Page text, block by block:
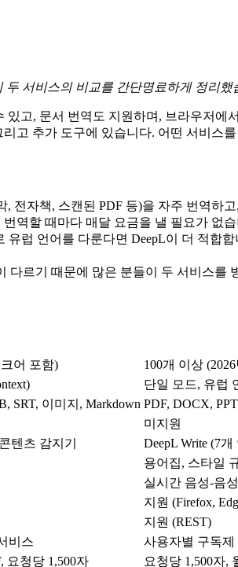
두 서비스의 비교를 간단명료하게 정리
있고, 문서 번역도 지원하며, 브라우저
고 추가 도구에 있습니다. 어떤 서비스
전자책, 스캔된 PDF 등)을 자주 번역하
역할 때마다 매달 요금을 낼 필요가 없
유럽 언어를 다룬다면 DeepL이 더 적합
다르기 때문에 많은 분들이 두 서비스를
어 포함)
100개 이상
단일 모드, 유럽
SRT, 이미지, Markdown PDF, DOCX,
미지원
텐츠 감지기
DeepL Write (7
용어집, 스타일
실시간 음성-음
지원 (Firefox,
지원 (REST)
비스
사용자별 구독제
요청당 1,500자 요청당 1,500자,